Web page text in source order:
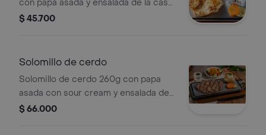
con papa asada y ensalada de la casa,
término único.
$ 45.700
Solomillo de cerdo
Solomillo de cerdo 260g con papa
asada con sour cream y ensalada de
la casa. término único.
$ 66.000